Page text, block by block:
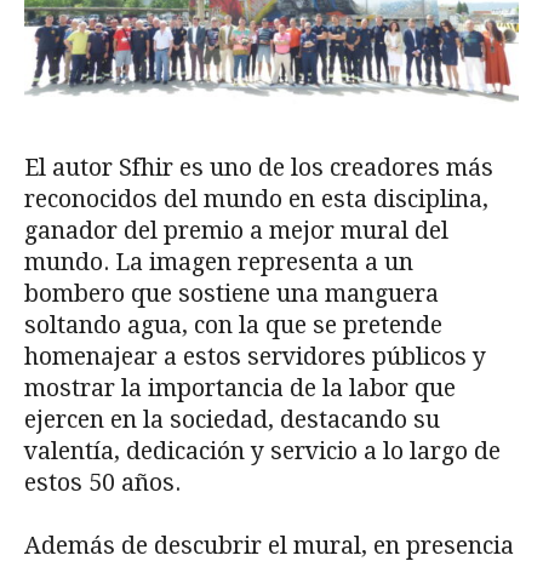
El autor Sfhir es uno de los creadores más
reconocidos del mundo en esta disciplina,
ganador del premio a mejor mural del
mundo. La imagen representa a un
bombero que sostiene una manguera
soltando agua, con la que se pretende
homenajear a estos servidores públicos y
mostrar la importancia de la labor que
ejercen en la sociedad, destacando su
valentía, dedicación y servicio a lo largo de
estos 50 años.
Además de descubrir el mural, en presencia